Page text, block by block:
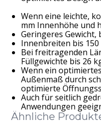
Wenn eine leichte,
mm Innenhöhe und
Geringeres
Innenbreiten bis 150
Bei freitragenden
Füllgewichte bis 26
Wenn ein
Außenmaß durch
optimierte
Auch für seitlich
Anwendungen
Ähnliche